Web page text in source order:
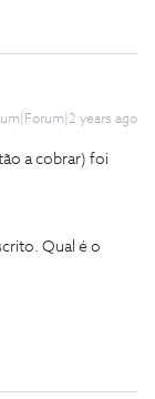
years ago
a cobrar) foi
Qual é o